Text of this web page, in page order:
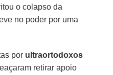
o colapso da
no poder por uma
por ultraortodoxos
retirar apoio